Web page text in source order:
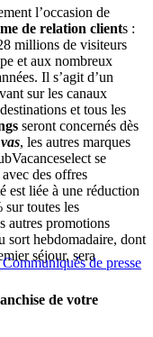
Communiqués de presse
l’occasion de
de relation clients :
millions de visiteurs
et aux nombreux
Il s’agit d’un
sur les canaux
et tous les
seront concernés dès
, les autres marques
se
des offres
est liée à une réduction
sur toutes les
autres promotions
sort hebdomadaire, dont
séjour, sera
de votre